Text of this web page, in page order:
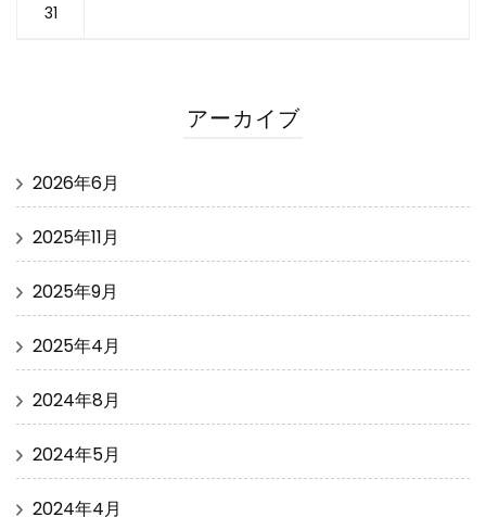
31
アーカイブ
2026年6月
2025年11月
2025年9月
2025年4月
2024年8月
2024年5月
2024年4月